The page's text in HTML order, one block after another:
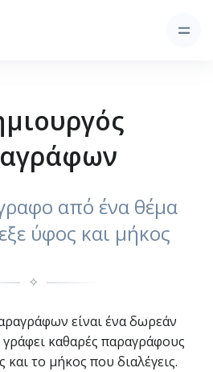
από ένα θέμα
ύφος και μήκος
✧
είναι ένα δωρεάν
καθαρές παραγράφους
το μήκος που διαλέγεις.